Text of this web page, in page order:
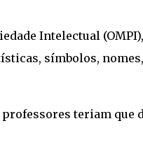
Intelectual
símbolos,
teriam